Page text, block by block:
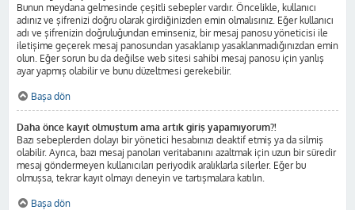
Bunun meydana gelmesinde çeşitli sebepler vardır. Öncelikle, kullanıcı
adınız ve şifrenizi doğru olarak girdiğinizden emin olmalısınız. Eğer kullanıcı
adı ve şifrenizin doğruluğundan eminseniz, bir mesaj panosu yöneticisi ile
iletişime geçerek mesaj panosundan yasaklanıp yasaklanmadığınızdan emin
olun. Eğer sorun bu da değilse web sitesi sahibi mesaj panosu için yanlış
ayar yapmış olabilir ve bunu düzeltmesi gerekebilir.
Başa dön
Daha önce kayıt olmuştum ama artık giriş yapamıyorum?!
Bazı sebeplerden dolayı bir yönetici hesabınızı deaktif etmiş ya da silmiş
olabilir. Ayrıca, bazı mesaj panoları veritabanını azaltmak için uzun bir süredir
mesaj göndermeyen kullanıcıları periyodik aralıklarla silerler. Eğer bu
olmuşsa, tekrar kayıt olmayı deneyin ve tartışmalara katılın.
Başa dön